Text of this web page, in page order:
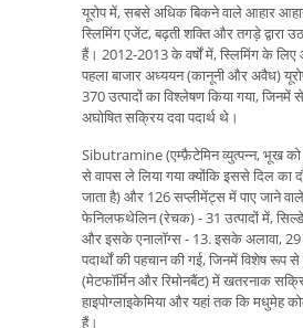
यूरोप में, सबसे अधिक बिकने वाले आहार
स्लिमिंग एजेंट, बढ़ती शक्ति और तगड़े द्वारा
हैं। 2012-2013 के वर्षों में, स्लिमिंग के
पहला बाजार अध्ययन (कानूनी और अवैध)
370 उत्पादों का विश्लेषण किया गया,
अघोषित सक्रिय दवा पदार्थ थे।
Sibutramine (एम्फ़ैटेमिन व्युत्पन्न, भूख को
से वापस ले लिया गया क्योंकि इससे दिल का
जाता है) और 126 सप्लीमेंट्स में पाए जाने
फेनिलफथेलिन (रेचक) - 31 उत्पादों में,
और इसके एनालॉग्स - 13. इसके अलावा, 29
पदार्थों की पहचान की गई, जिनमें विशेष रूप
(मेटफॉर्मिन और रिमोनबैंट) में खतरनाक
हाइपोग्लाइकेमिया और यहां तक ​​कि मधुमेह
हैं।